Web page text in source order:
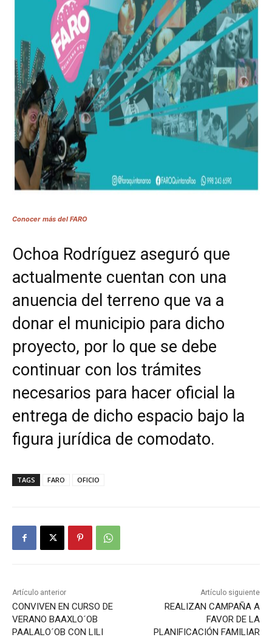
Conocer más del FARO
Ochoa Rodríguez aseguró que
actualmente cuentan con una
anuencia del terreno que va a
donar el municipio para dicho
proyecto, por lo que se debe
continuar con los trámites
necesarios para hacer oficial la
entrega de dicho espacio bajo la
figura jurídica de comodato.
TAGS FARO OFICIO
Artículo anterior
CONVIVEN EN CURSO DE
VERANO BAAXLO´OB
PAALALO´OB CON LILI
Artículo siguiente
REALIZAN CAMPAÑA A
FAVOR DE LA
PLANIFICACIÓN FAMILIAR